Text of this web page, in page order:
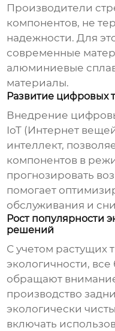
Производители
компонентов, не
надежности. Для
современные
алюминиевые
материалы.
Развитие цифровых
Внедрение
IoT (Интернет
интеллект,
компонентов в
прогнозировать
помогает
обслуживания и
Рост популярности
решений
С учетом растущих
экологичности,
обращают
производство
экологически
включать